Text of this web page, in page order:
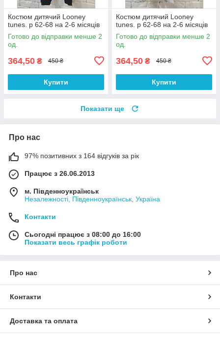
Костюм дитячий Looney
tunes. р 62-68 на 2-6 місяців
Готово до відправки менше 2
од.
364,50 ₴ 450 ₴
Купити
Костюм дитячий Looney
tunes. р 62-68 на 2-6 місяців
Готово до відправки менше 2
од.
364,50 ₴ 450 ₴
Купити
Показати ще
Про нас
97% позитивних з 164 відгуків за рік
Працює з 26.06.2013
м. Південноукраїнськ
Незалежності, Південноукраїнськ, Україна
Контакти
Сьогодні працює з 08:00 до 16:00
Показати весь графік роботи
Про нас
Контакти
Доставка та оплата